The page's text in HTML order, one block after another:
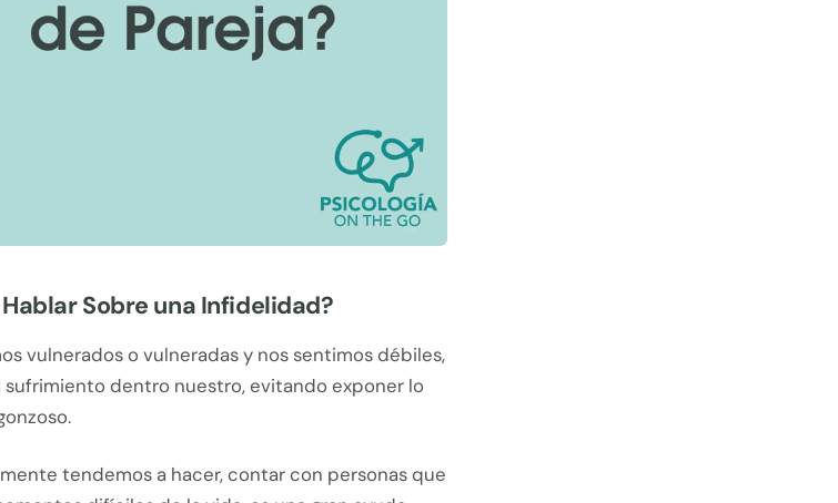
Sobre una Infidelidad?
vulnerados o vulneradas y nos sentimos débiles,
dentro nuestro, evitando exponer lo
tendemos a hacer, contar con personas que